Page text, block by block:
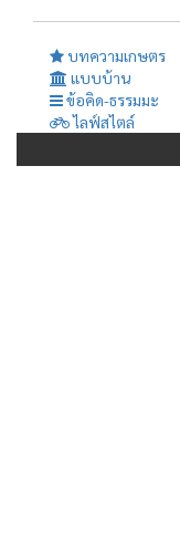
บทความเกษตร
แบบบ้าน
ข้อคิด-ธรรมมะ
ไลฟ์สไตล์